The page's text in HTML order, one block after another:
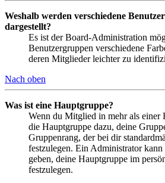
Weshalb werden verschiedene
dargestellt?
Es ist der Board-Administration
Benutzergruppen verschiedene
deren Mitglieder leichter zu
Nach oben
Was ist eine Hauptgruppe?
Wenn du Mitglied in mehr als einer
die Hauptgruppe dazu, deine
Gruppenrang, der bei dir
festzulegen. Ein Administrator
geben, deine Hauptgruppe im
festzulegen.